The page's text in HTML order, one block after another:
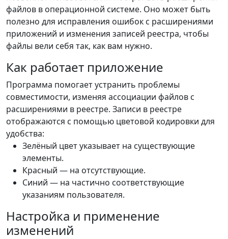
файлов в операционной системе. Оно может быть
полезно для исправления ошибок с расширениями
приложений и изменения записей реестра, чтобы
файлы вели себя так, как вам нужно.
Как работает приложение
Программа помогает устранить проблемы
совместимости, изменяя ассоциации файлов с
расширениями в реестре. Записи в реестре
отображаются с помощью цветовой кодировки для
удобства:
Зелёный цвет указывает на существующие
элементы.
Красный — на отсутствующие.
Синий — на частично соответствующие
указаниям пользователя.
Настройка и применение
изменений